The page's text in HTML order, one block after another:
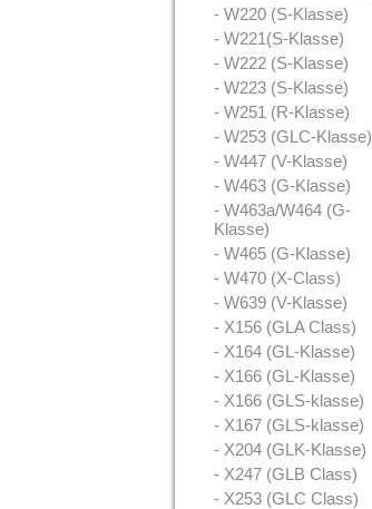
- W220 (S-Klasse)
- W221(S-Klasse)
- W222 (S-Klasse)
- W223 (S-Klasse)
- W251 (R-Klasse)
- W253 (GLC-Klasse)
- W447 (V-Klasse)
- W463 (G-Klasse)
- W463a/W464 (G-
Klasse)
- W465 (G-Klasse)
- W470 (X-Class)
- W639 (V-Klasse)
- X156 (GLA Class)
- X164 (GL-Klasse)
- X166 (GL-Klasse)
- X166 (GLS-klasse)
- X167 (GLS-klasse)
- X204 (GLK-Klasse)
- X247 (GLB Class)
- X253 (GLC Class)